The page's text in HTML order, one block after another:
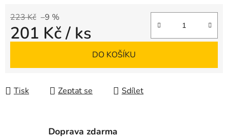
223 Kč –9 %
201 Kč/ ks
DO KOŠÍKU
Tisk Zeptat se Sdílet
Doprava zdarma